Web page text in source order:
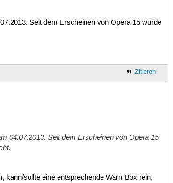
Seit dem Erscheinen von Opera 15 wurde
Zitieren
04.07.2013. Seit dem Erscheinen von Opera 15
kann/sollte eine entsprechende Warn-Box rein,